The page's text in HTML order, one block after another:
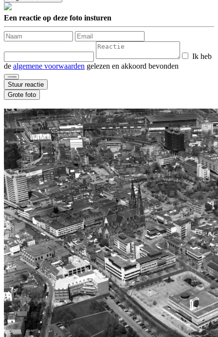
Een reactie op deze foto insturen
Ik heb
de algemene voorwaarden gelezen en akkoord bevonden